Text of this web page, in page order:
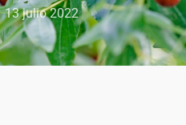
13 julio 2022